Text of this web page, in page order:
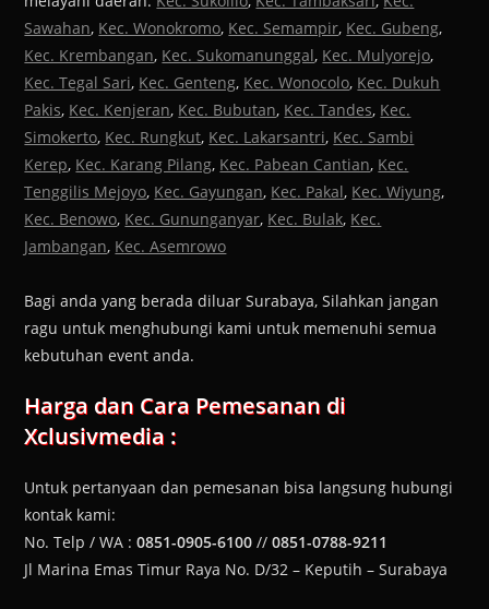
Sawahan, Kec. Wonokromo, Kec. Semampir, Kec. Gubeng,
Kec. Krembangan, Kec. Sukomanunggal, Kec. Mulyorejo,
Kec. Tegal Sari, Kec. Genteng, Kec. Wonocolo, Kec. Dukuh
Pakis, Kec. Kenjeran, Kec. Bubutan, Kec. Tandes, Kec.
Simokerto, Kec. Rungkut, Kec. Lakarsantri, Kec. Sambi
Kerep, Kec. Karang Pilang, Kec. Pabean Cantian, Kec.
Tenggilis Mejoyo, Kec. Gayungan, Kec. Pakal, Kec. Wiyung,
Kec. Benowo, Kec. Gununganyar, Kec. Bulak, Kec.
Jambangan, Kec. Asemrowo
Bagi anda yang berada diluar Surabaya, Silahkan jangan
ragu untuk menghubungi kami untuk memenuhi semua
kebutuhan event anda.
Harga dan Cara Pemesanan di
Xclusivmedia :
Untuk pertanyaan dan pemesanan bisa langsung hubungi
kontak kami:
No. Telp / WA :0851-0905-6100 //0851-0788-9211
Jl Marina Emas Timur Raya No. D/32 – Keputih – Surabaya